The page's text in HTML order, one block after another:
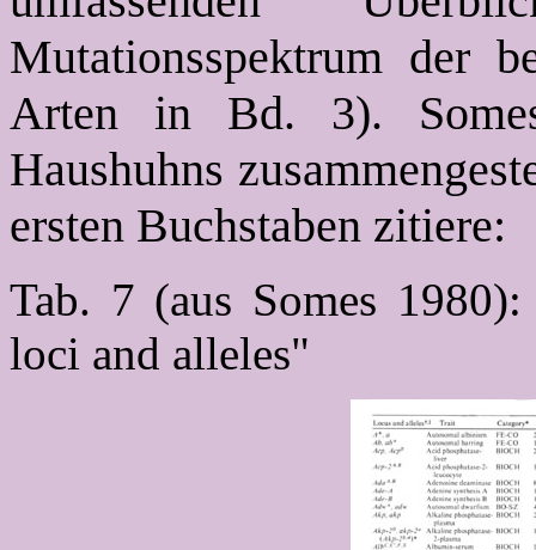
Mutationsspektrum der
Arten in Bd. 3).
Haushuhns
ersten Buchstaben zitiere:
Tab. 7 (aus Somes
loci and alleles"